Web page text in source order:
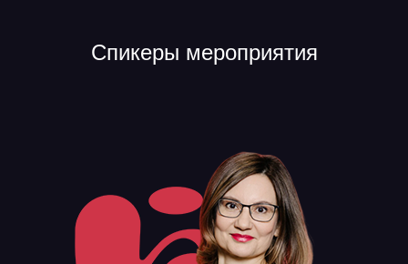
Спикеры мероприятия